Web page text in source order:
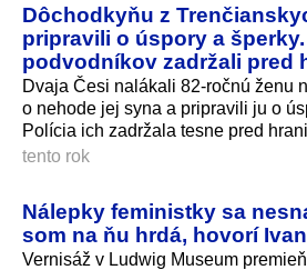
Dôchodkyňu z
pripravili o úspory a
podvodníkov zadržali pred
Dvaja Česi nalákali 82-ročnú ženu
o nehode jej syna a pripravili ju o
Polícia ich zadržala tesne pred
tento rok
Nálepky feministky sa
som na ňu hrdá, hovorí
Vernisáž v Ludwig Museum